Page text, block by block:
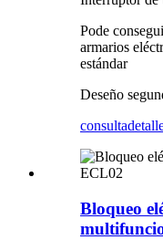
Pode
armarios
estándar
Deseño
consulta
Bloqueo